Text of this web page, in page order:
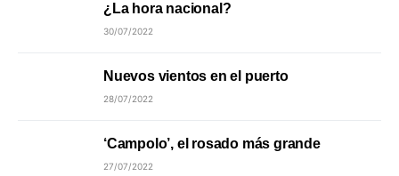
¿La hora nacional?
30/07/2022
Nuevos vientos en el puerto
28/07/2022
‘Campolo’, el rosado más grande
27/07/2022